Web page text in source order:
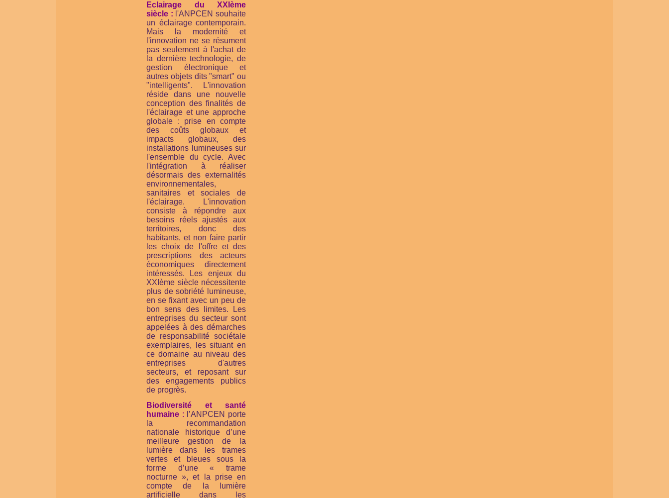
Eclairage du XXIème
siècle : l'ANPCEN souhaite
un éclairage contemporain.
Mais la modernité et
l'innovation ne se résument
pas seulement à l'achat de
la dernière technologie, de
gestion électronique et
autres objets dits "smart" ou
"intelligents". L'innovation
réside dans une nouvelle
conception des finalités de
l'éclairage et une approche
globale : prise en compte
des coûts globaux et
impacts globaux, des
installations lumineuses sur
l'ensemble du cycle. Avec
l'intégration à réaliser
désormais des externalités
environnementales,
sanitaires et sociales de
l'éclairage. L'innovation
consiste à répondre aux
besoins réels ajustés aux
territoires, donc des
habitants, et non faire partir
les choix de l'offre et des
prescriptions des acteurs
économiques directement
intéressés. Les enjeux du
XXIème siècle nécessitente
plus de sobriété lumineuse,
en se fixant avec un peu de
bon sens des limites. Les
entreprises du secteur sont
appelées à des démarches
de responsabilité sociétale
exemplaires, les situant en
ce domaine au niveau des
entreprises d'autres
secteurs, et reposant sur
des engagements publics
de progrès.
Biodiversité et santé
humaine : l’ANPCEN porte
la recommandation
nationale historique d’une
meilleure gestion de la
lumière dans les trames
vertes et bleues sous la
forme d’une « trame
nocturne », et la prise en
compte de la lumière
artificielle dans les